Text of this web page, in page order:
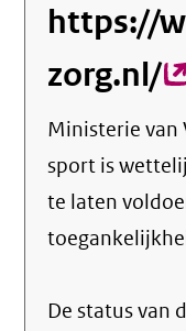
https://
zorg.nl/
Ministerie van
sport is
te laten
De status van